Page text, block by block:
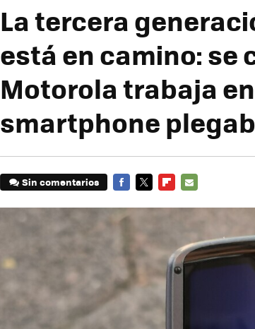
La tercera
está en camino: se
Motorola trabaja
smartphone
Sin comentarios